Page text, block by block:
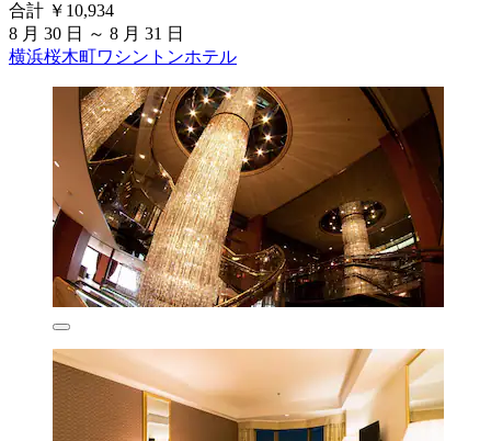
合計 ￥10,934
8 月 30 日 ～ 8 月 31 日
横浜桜木町ワシントンホテル